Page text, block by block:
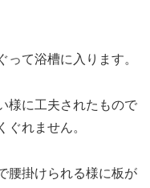
て浴槽に入ります。
様に工夫されたもので
ぐれません。
腰掛けられる様に板が